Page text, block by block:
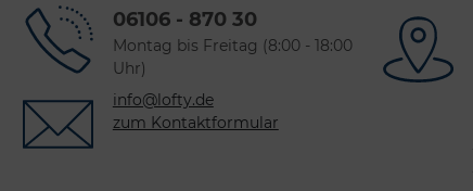
06106 - 870 30
Montag bis Freitag (8:00 - 18:00
Uhr)
info@lofty.de
zum Kontaktformular